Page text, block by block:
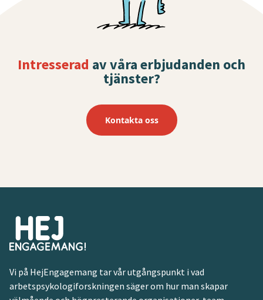
Intresserad av våra erbjudanden och
tjänster?
Kontakta oss
Vi på HejEngagemang tar vår utgångspunkt i vad
arbetspsykologiforskningen säger om hur man skapar